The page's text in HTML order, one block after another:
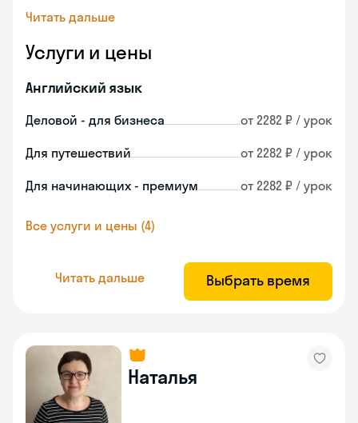
Читать дальше
Услуги и цены
Английский язык
Деловой - для бизнеса от 2282 ₽ / урок
Для путешествий от 2282 ₽ / урок
Для начинающих - премиум от 2282 ₽ / урок
Все услуги и цены (4)
Читать дальше Выбрать время
Наталья